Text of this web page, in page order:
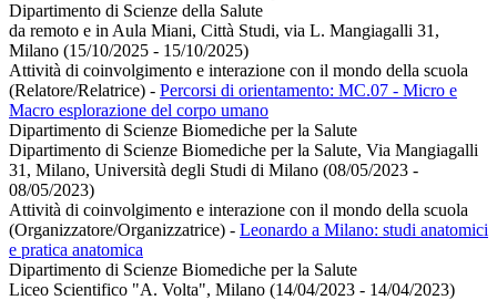
Dipartimento di Scienze della Salute
da remoto e in Aula Miani, Città Studi, via L. Mangiagalli 31,
Milano (15/10/2025 - 15/10/2025)
Attività di coinvolgimento e interazione con il mondo della scuola
(Relatore/Relatrice) - Percorsi di orientamento: MC.07 - Micro e
Macro esplorazione del corpo umano
Dipartimento di Scienze Biomediche per la Salute
Dipartimento di Scienze Biomediche per la Salute, Via Mangiagalli
31, Milano, Università degli Studi di Milano (08/05/2023 -
08/05/2023)
Attività di coinvolgimento e interazione con il mondo della scuola
(Organizzatore/Organizzatrice) - Leonardo a Milano: studi anatomici
e pratica anatomica
Dipartimento di Scienze Biomediche per la Salute
Liceo Scientifico "A. Volta", Milano (14/04/2023 - 14/04/2023)